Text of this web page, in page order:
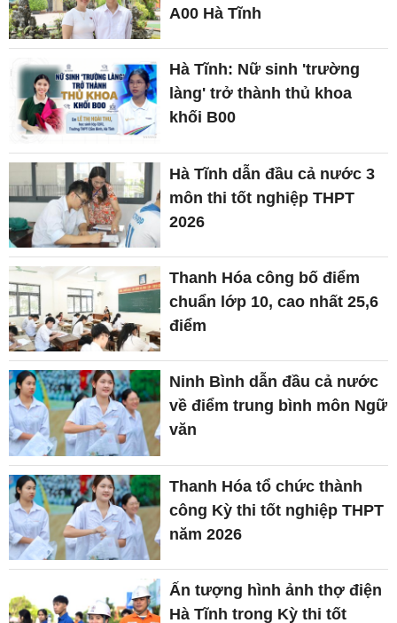
A00 Hà Tĩnh
Hà Tĩnh: Nữ sinh 'trường
làng' trở thành thủ khoa
khối B00
Hà Tĩnh dẫn đầu cả nước 3
môn thi tốt nghiệp THPT
2026
Thanh Hóa công bố điểm
chuẩn lớp 10, cao nhất 25,6
điểm
Ninh Bình dẫn đầu cả nước
về điểm trung bình môn Ngữ
văn
Thanh Hóa tổ chức thành
công Kỳ thi tốt nghiệp THPT
năm 2026
Ấn tượng hình ảnh thợ điện
Hà Tĩnh trong Kỳ thi tốt